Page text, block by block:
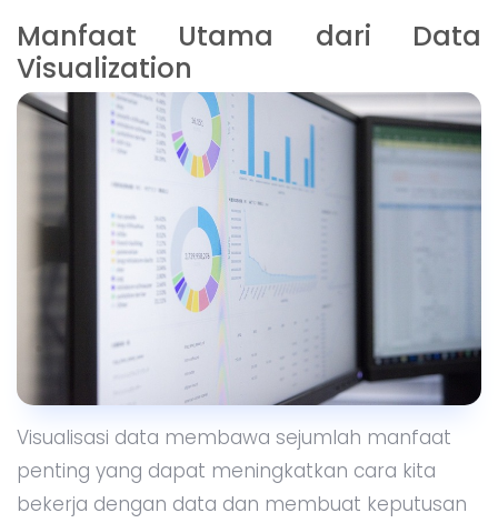
Manfaat Utama dari Data
Visualization
Visualisasi data membawa sejumlah manfaat
penting yang dapat meningkatkan cara kita
bekerja dengan data dan membuat keputusan